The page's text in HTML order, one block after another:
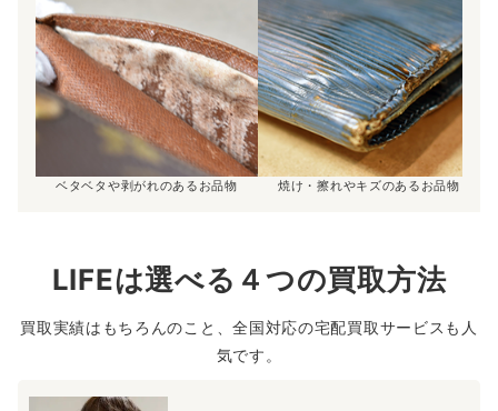
ベタベタや剥がれのあるお品物 焼け・擦れやキズのあるお品物
LIFEは選べる４つの買取方法
買取実績はもちろんのこと、全国対応の宅配買取サービスも人
気です。